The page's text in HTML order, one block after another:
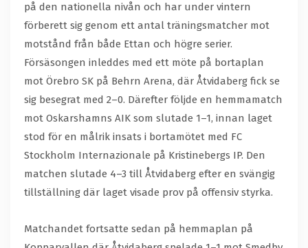
på den nationella nivån och har under vintern
förberett sig genom ett antal träningsmatcher mot
motstånd från både Ettan och högre serier.
Försäsongen inleddes med ett möte på bortaplan
mot Örebro SK på Behrn Arena, där Åtvidaberg fick se
sig besegrat med 2–0. Därefter följde en hemmamatch
mot Oskarshamns AIK som slutade 1–1, innan laget
stod för en målrik insats i bortamötet med FC
Stockholm Internazionale på Kristinebergs IP. Den
matchen slutade 4–3 till Åtvidaberg efter en svängig
tillställning där laget visade prov på offensiv styrka.
Matchandet fortsatte sedan på hemmaplan på